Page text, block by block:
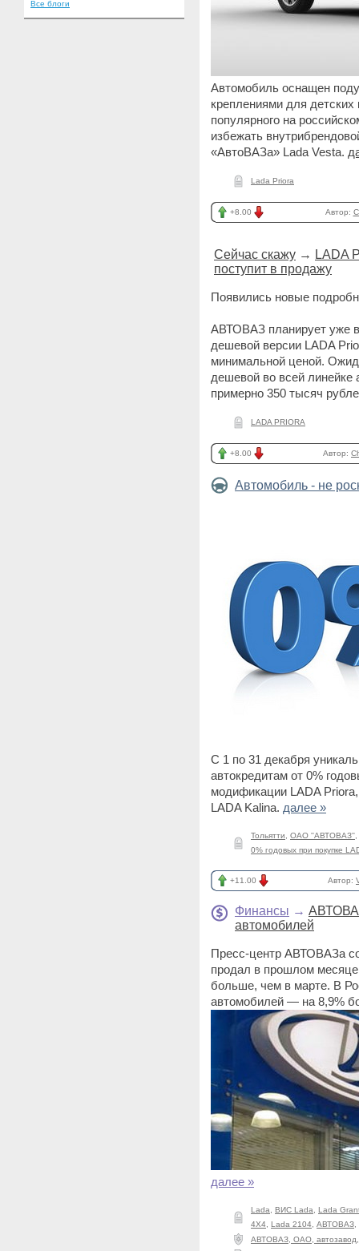
Все блоги
Автомобиль оснащен
креплениями для
популярного на
избежать
«АвтоВАЗа» Lada Vesta.
Lada Priora
+8.00 Автор:
Сейчас скажу → LADA
поступит в продажу
Появились новые
АВТОВАЗ планирует уже в
дешевой версии LADA
минимальной ценой.
дешевой во всей линейке
примерно 350 тысяч
LADA PRIORA
+8.00 Автор:
Автомобиль - не
C 1 по 31 декабря
автокредитам от 0%
модификации LADA
LADA Kalina. далее »
Тольятти ОАО ''АВТОВАЗ''
0% годовых при покупке
+11.00 Автор:
Финансы →
автомобилей
Пресс-центр АВТОВАЗа
продал в прошлом
больше, чем в марте. В
автомобилей — на 8,9%
далее »
Lada ВИС Lada
Lada
4X4 Lada 2104 АВТОВАЗ
АВТОВАЗ, ОАО, автозавод